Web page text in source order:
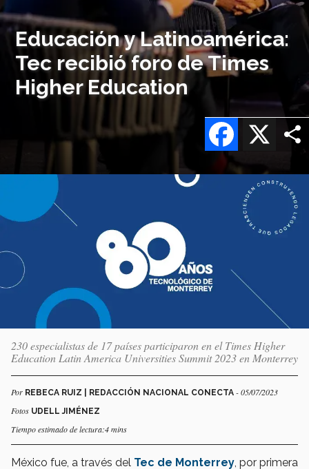
Educación y Latinoamérica:
Tec recibió foro de Times
Higher Education
X
Facebook
logo
230 especialistas de 17 países participaron en el Times Higher
Education Latin America Universities Summit 2023 en Monterrey
Por REBECA RUIZ | REDACCIÓN NACIONAL CONECTA - 05/07/2023
Fotos UDELL JIMÉNEZ
Tiempo estimado de lectura:4 mins
México fue, a través del Tec de Monterrey , por primera